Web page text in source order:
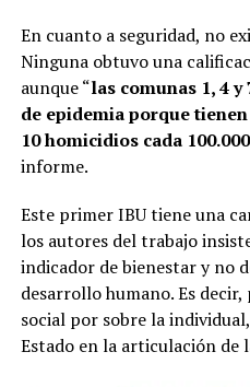
En cuanto a seguridad, no
Ninguna obtuvo una
aunque “las comunas 1, 4
de epidemia porque
10 homicidios cada
informe.
Este primer IBU tiene una
los autores del trabajo
indicador de bienestar y no
desarrollo humano. Es
social por sobre la
Estado en la articulación de